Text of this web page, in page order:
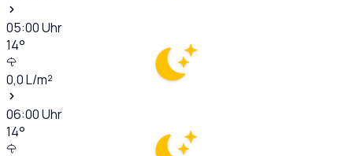
05:00Uhr
14°
0,0L/m²
06:00Uhr
14°